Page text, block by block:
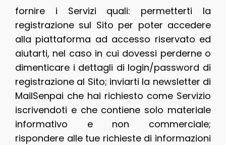
fornire i Servizi quali: permetterti la
registrazione sul Sito per poter accedere
alla piattaforma ad accesso riservato ed
aiutarti, nel caso in cui dovessi perderne o
dimenticare i dettagli di login/password di
registrazione al Sito; inviarti la newsletter di
MailSenpai che hai richiesto come Servizio
iscrivendoti e che contiene solo materiale
informativo e non commerciale;
rispondere alle tue richieste di informazioni